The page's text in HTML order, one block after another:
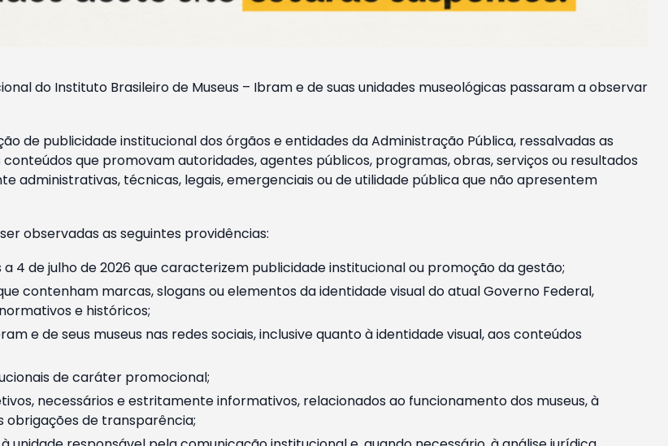
do Instituto Brasileiro de Museus – Ibram e de suas unidades museológicas passaram a observar
de publicidade institucional dos órgãos e entidades da Administração Pública, ressalvadas as
que promovam autoridades, agentes públicos, programas, obras, serviços ou resultados
administrativas, técnicas, legais, emergenciais ou de utilidade pública que não apresentem
observadas as seguintes providências:
de julho de 2026 que caracterizem publicidade institucional ou promoção da gestão;
contenham marcas, slogans ou elementos da identidade visual do atual Governo Federal,
e históricos;
e de seus museus nas redes sociais, inclusive quanto à identidade visual, aos conteúdos
de caráter promocional;
necessários e estritamente informativos, relacionados ao funcionamento dos museus, à
obrigações de transparência;